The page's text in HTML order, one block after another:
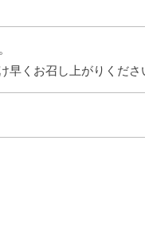
早くお召し上がりくださ